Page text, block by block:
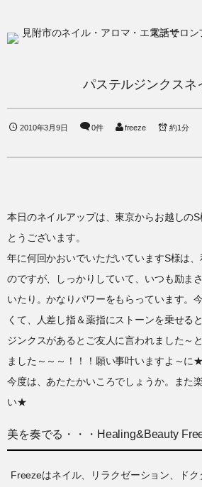
パステルジンクス
2010年3月9日 0件 freeze 約1分
本日のネイルアップは、東京からお越しの
とうございます。
年に何回かおいでいただいていますS様は
のですが、しっかりしていて、いつも励ま
いたり。かなりパワーをもらっています。
くて、人差し指＆薬指にストーンを乗せる
ジンクスがあるとご友人に言われました～
ました～～～！！！願い事叶いますよ～に★
今度は、あたたかいころでしょうか。また
い★
美を奏でる・・・Healing&Beauty
Freezeはネイル、リラクゼーション、ド